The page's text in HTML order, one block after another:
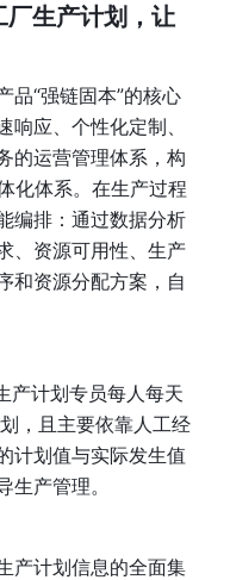
生产计划，让
品“强链固本”的核心
应、个性化定制、
的运营管理体系，构
化体系。在生产过程
编排：通过数据分析
、资源可用性、生产
和资源分配方案，自
产计划专员每人每天
，且主要依靠人工经
计划值与实际发生值
产管理。
产计划信息的全面集